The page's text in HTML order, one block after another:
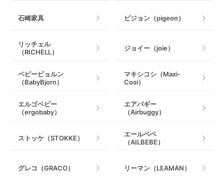
石崎家具 ピジョン（pigeon）
リッチェル
（RICHELL）
ジョイー（joie）
ベビービョルン
（BabyBjorn）
マキシコシ（Maxi-
Cosi）
エルゴベビー
（ergobaby）
エアバギー
（Airbuggy）
ストッケ（STOKKE）
エールベベ
（AILBEBE）
グレコ（GRACO） リーマン（LEAMAN）